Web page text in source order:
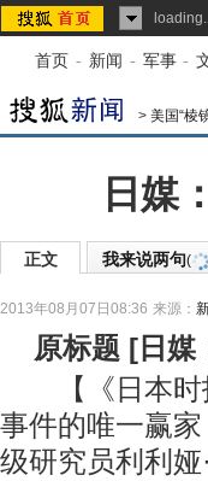
首页 - 新闻 - 军事 -
> 美国“棱
日媒
正文 我来说两句(
2013年08月07日08:36 来源：
原标题 [ 日
【《日本时
事件的唯一赢
级研究员利利